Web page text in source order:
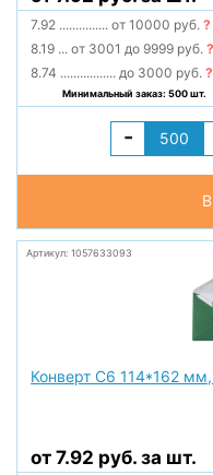
7.92 ............... от 10000 руб.?
8.19 ... от 3001 до 9999 руб.?
8.74 ................. до 3000 руб.?
Минимальный заказ: 500 шт.
-
Артикул: 1057633093
Конверт С6 114*162
от 7.92 руб. за шт.